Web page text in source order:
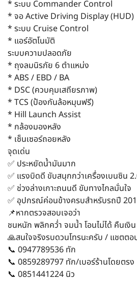
* ระบบ Commander Control
* จอ Active Driving Display (HUD)
* ระบบ Cruise Control
* แอร์อัตโนมัติ
ระบบความปลอดภัย
* ถุงลมนิรภัย 6 ตำแหน่ง
* ABS / EBD / BA
* DSC (ควบคุมเสถียรภาพ)
* TCS (ป้องกันล้อหมุนฟรี)
* Hill Launch Assist
* กล้องมองหลัง
* เซ็นเซอร์ถอยหลัง
จุดเด่น
✅ ประหยัดน้ำมันมาก
✅ แรงบิดดี ขับสนุกกว่าเครื่องเบนซิน
✅ ช่วงล่างเกาะถนนดี ขับทางไกลมั่นใจ
✅ อุปกรณ์ค่อนข้างครบสำหรับรถปี
📌หากตรวจสอบเจอว่า
ชนหนัก พลิกคว่ำ จมน้ำ โอนไม่ได้ คืนเงิ
🙏สนใจจริงรบดวนโทรนะครับ / แชตต
📞 0947789536 ทัก
📞 0859289797 ทัก/เบอร์ร้านโดยตรง
📞 0851441224 นิว